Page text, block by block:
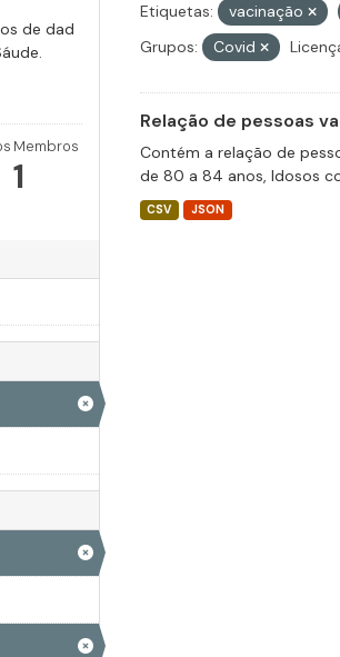
de dad
Membros
1
Etiquetas: vacinação
Grupos:
Covid
Relação de pessoas
Contém a relação de
de 80 a 84 anos, Idosos
CSV JSON